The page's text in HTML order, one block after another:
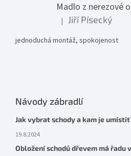
Hodnocení produktu je
| Jiří Písecký
jednoduchá montáž, spokojenost
Návody zábradlí
Jak vybrat schody a kam je
19.8.2024
Obložení schodů dřevem má řadu